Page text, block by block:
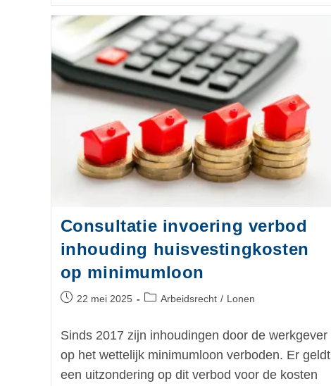
Consultatie invoering verbod
inhouding huisvestingkosten
op minimumloon
22 mei 2025 Arbeidsrecht / Lonen
Sinds 2017 zijn inhoudingen door de werkgever
op het wettelijk minimumloon verboden. Er geldt
een uitzondering op dit verbod voor de kosten